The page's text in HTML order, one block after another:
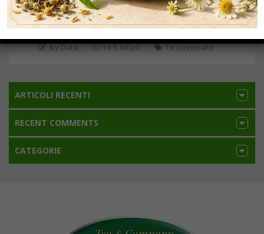
… Continua a leggere
By Data Tè E Infusi Tè Deteinato
ARTICOLI RECENTI
RECENT COMMENTS
CATEGORIE